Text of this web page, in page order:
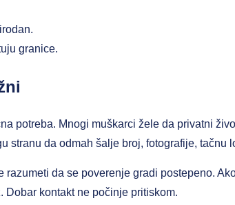
granice.
potreba. Mnogi muškarci žele da privatni
stranu da odmah šalje broj, fotografije, tačnu
da se poverenje gradi postepeno.
Dobar kontakt ne počinje pritiskom.